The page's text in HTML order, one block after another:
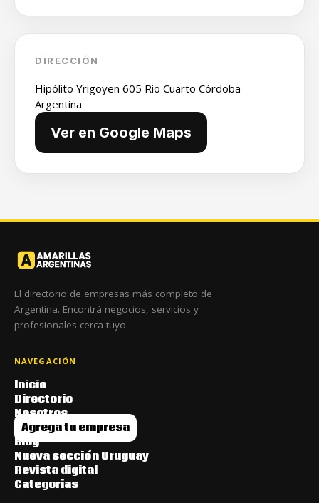
DIRECCIÓN
Hipólito Yrigoyen 605 Rio Cuarto Córdoba
Argentina
Ver en Google Maps
El directorio de empresas más completo de
Argentina. Encontrá negocios, servicios y
profesionales cerca tuyo.
NAVEGACIÓN
Inicio
Directorio
Nosotros
Agrega tu empresa
Blog
Nueva sección Uruguay
Revista digital
Categorias